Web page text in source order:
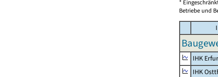
*
Betriebe und
IHK
IHK